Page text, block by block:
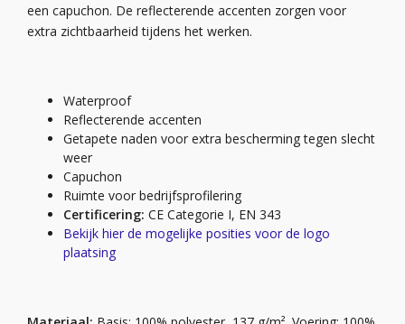
een capuchon. De reflecterende accenten zorgen voor
extra zichtbaarheid tijdens het werken.
Waterproof
Reflecterende accenten
Getapete naden voor extra bescherming tegen slecht
weer
Capuchon
Ruimte voor bedrijfsprofilering
Certificering: CE Categorie I, EN 343
Bekijk hier de mogelijke posities voor de logo
plaatsing